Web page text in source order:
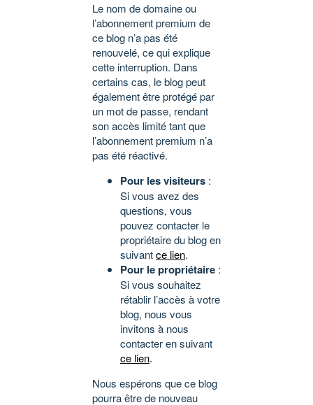
Le nom de domaine ou
l’abonnement premium de
ce blog n’a pas été
renouvelé, ce qui explique
cette interruption. Dans
certains cas, le blog peut
également être protégé par
un mot de passe, rendant
son accès limité tant que
l’abonnement premium n’a
pas été réactivé.
Pour les visiteurs :
Si vous avez des
questions, vous
pouvez contacter le
propriétaire du blog en
suivantce lien.
Pour le propriétaire :
Si vous souhaitez
rétablir l’accès à votre
blog, nous vous
invitons à nous
contacter en suivant
ce lien.
Nous espérons que ce blog
pourra être de nouveau